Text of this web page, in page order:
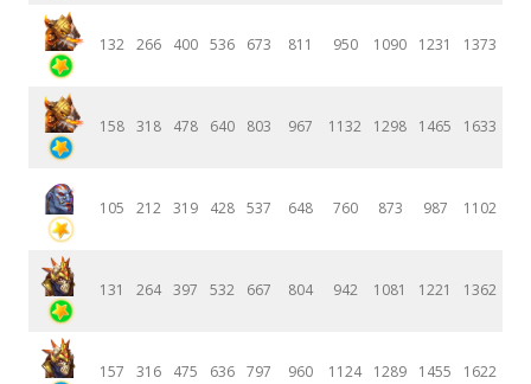
132 266 400 536 673 811 950 1090 1231 1373
158 318 478 640 803 967 1132 1298 1465 1633
105 212 319 428 537 648 760 873 987 1102
131 264 397 532 667 804 942 1081 1221 1362
157 316 475 636 797 960 1124 1289 1455 1622